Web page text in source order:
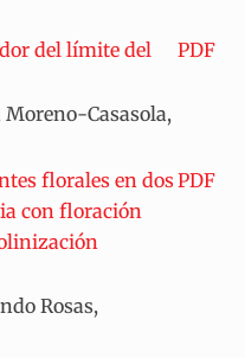
del límite del
PDF
Casasola,
florales en dos
con floración
PDF
Rosas,